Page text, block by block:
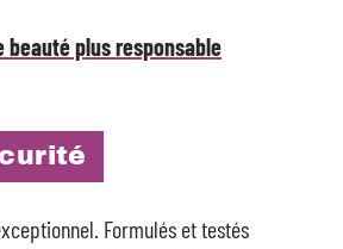
plus responsable
Formulés et testés